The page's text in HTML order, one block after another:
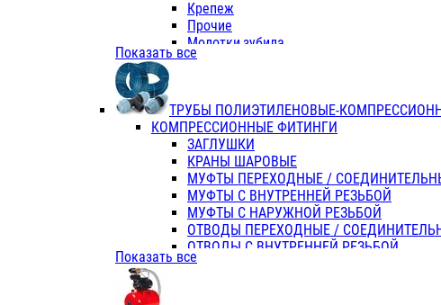
Крепеж
Прочие
Молотки,зубила
Пассатижи,тонкогубцы,утконосы
Отвертки
Хоз. инвентарь
ЭЛ. ИНСТРУМЕНТ OASIS
Показать все
ТРУБЫ ПОЛИЭТИЛЕНОВЫЕ-
КОМПРЕССИОННЫЕ ФИТИНГИ
ЗАГЛУШКИ
КРАНЫ ШАРОВЫЕ
МУФТЫ ПЕРЕХОДНЫЕ /
МУФТЫ С ВНУТРЕННЕЙ РЕЗЬБОЙ
МУФТЫ С НАРУЖНОЙ РЕЗЬБОЙ
ОТВОДЫ ПЕРЕХОДНЫЕ /
ОТВОДЫ С ВНУТРЕННЕЙ РЕЗЬБОЙ
ОТВОДЫ С НАРУЖНОЙ РЕЗЬБОЙ
Показать все